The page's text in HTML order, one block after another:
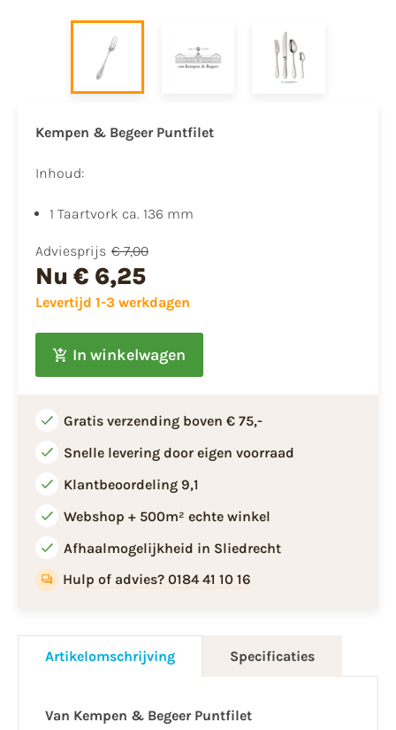
Kempen & Begeer Puntfilet
Inhoud:
1 Taartvork ca. 136 mm
Adviesprijs € 7,00
Nu € 6,25
Levertijd 1-3 werkdagen
In winkelwagen
Gratis verzending boven € 75,-
Snelle levering door eigen voorraad
Klantbeoordeling 9,1
Webshop + 500m² echte winkel
Afhaalmogelijkheid in Sliedrecht
Hulp of advies? 0184 41 10 16
Artikelomschrijving Specificaties
Van Kempen & Begeer Puntfilet